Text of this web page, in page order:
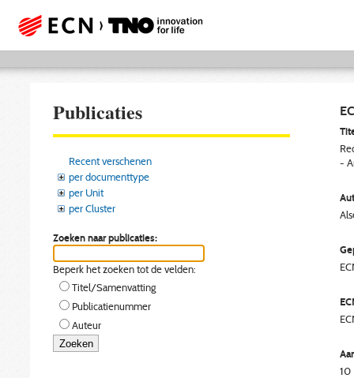
Publicaties
Recent verschenen
per documenttype
per Unit
per Cluster
Zoeken naar publicaties:
Beperk het zoeken tot de velden:
Titel/Samenvatting
Publicatienummer
Auteur
-
10